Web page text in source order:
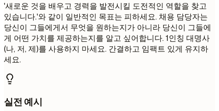
'새로운 것을 배우고 경력을 발전시킬 도전적인 역할을 찾고
있습니다.'와 같이 일반적인 목표는 피하세요. 채용 담당자는
당신이 그들에게서 무엇을 원하는지가 아니라 당신이 그들에
게 어떤 가치를 제공하는지를 알고 싶어합니다. 1인칭 대명사
(나, 저, 제)를 사용하지 마세요. 간결하고 임팩트 있게 유지하
세요.
실전 예시